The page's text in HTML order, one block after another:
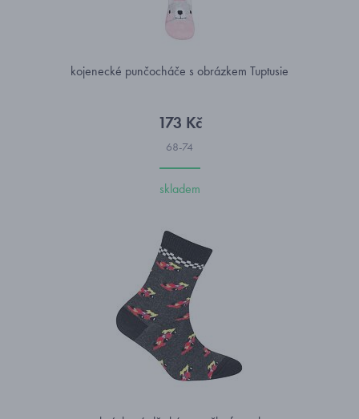
kojenecké punčocháče s obrázkem Tuptusie
173 Kč
68-74
skladem